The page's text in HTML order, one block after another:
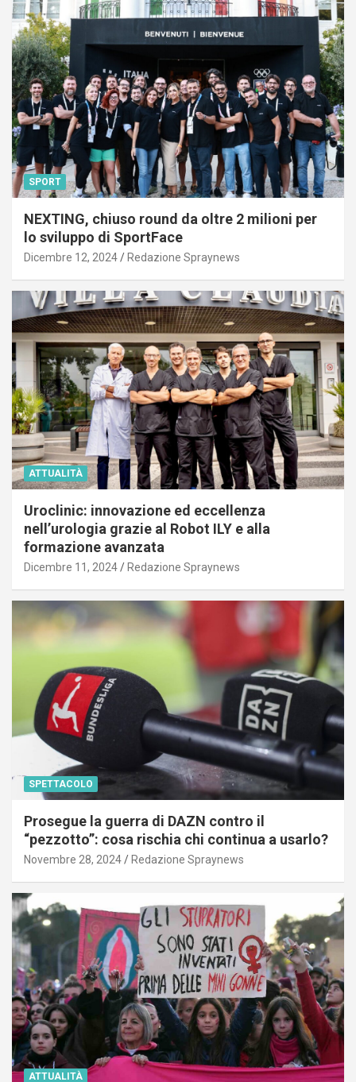
SPORT
NEXTING, chiuso round da oltre 2 milioni per
lo sviluppo di SportFace
Dicembre 12, 2024 Redazione Spraynews
ATTUALITÀ
Uroclinic: innovazione ed eccellenza
nell’urologia grazie al Robot ILY e alla
formazione avanzata
Dicembre 11, 2024 Redazione Spraynews
SPETTACOLO
Prosegue la guerra di DAZN contro il
“pezzotto”: cosa rischia chi continua a usarlo?
Novembre 28, 2024 Redazione Spraynews
ATTUALITÀ